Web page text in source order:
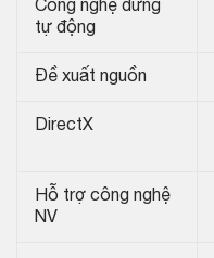
Công nghệ dừng
tự động
Đề xuất nguồn
DirectX
Hỗ trợ công nghệ
NV